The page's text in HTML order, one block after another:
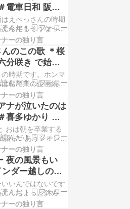
はまだ需要がある
っておくとこんな
ス付近の画像を使
いかに２５…
電車日和 阪神
えべっさんの時期
今年もそうなっ
に、、、正月のこ
しながら載せるの
のにいいなーと前
らキーを打ち込ん
にこのショットで
笹で顔がかくれて
ク処理とか…
ーの独り言
のこの歌 ＊桜
分咲き で始ま
消されてもく
そして今年も！
時期です。ホンマ
朝卒業の企画続き
のだが、やっぱり
あかんのよ！桜の花
ングルレコードの
ちね！ 当時の映像
た消されるや
もう六分咲き見上
なた…
ーの独り言
ナが泣いたのは
喜多ゆかり ）
だった
おは朝を卒業する
語らいあうシーン
時から８時までし
ー昔は おはようコ
は朝までしっかり
はややそれもでき
今日 しっかり見よ
はり岩本アナが卒
らだ…
ーの独り言
夜の風景もい
ダー越しの世
いんではないです
！ちょっと斜めに
~~~~
ーの独り言